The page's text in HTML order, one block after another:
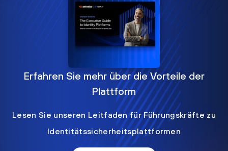
Erfahren Sie mehr über die Vorteile der
Plattform
Lesen Sie unseren Leitfaden für Führungskräfte zu
Identitätssicherheitsplattformen